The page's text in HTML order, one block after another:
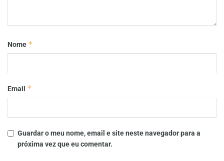
Nome *
Email *
Guardar o meu nome, email e site neste navegador para a
próxima vez que eu comentar.